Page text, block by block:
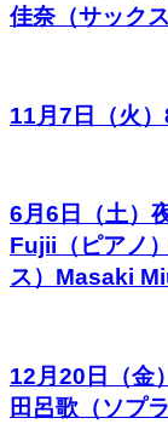
佳奈（サック
11月7日（火
6月6日（土）
Fujii（ピアノ
ス）Masaki
12月20日（金
田呂歌（ソプ